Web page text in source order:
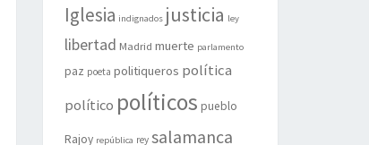
Iglesia indignados justicia ley
libertad Madrid muerte parlamento
paz poeta politiqueros política
político políticos pueblo
Rajoy república rey salamanca